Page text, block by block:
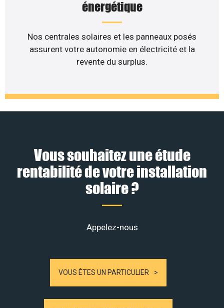
énergétique
Nos centrales solaires et les panneaux posés
assurent votre autonomie en électricité et la
revente du surplus.
Vous souhaitez une étude
rentabilité de votre installation
solaire ?
Appelez-nous
VOUS ÊTES UN PARTICULIER